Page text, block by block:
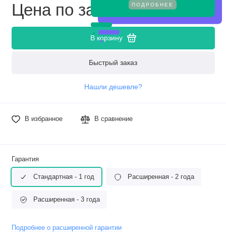
ПОДРОБНЕЕ
Цена по запросу
В корзину
Быстрый заказ
Нашли дешевле?
В избранное В сравнение
Гарантия
Стандартная - 1 год Расширенная - 2 года
Расширенная - 3 года
Подробнее о расширенной гарантии